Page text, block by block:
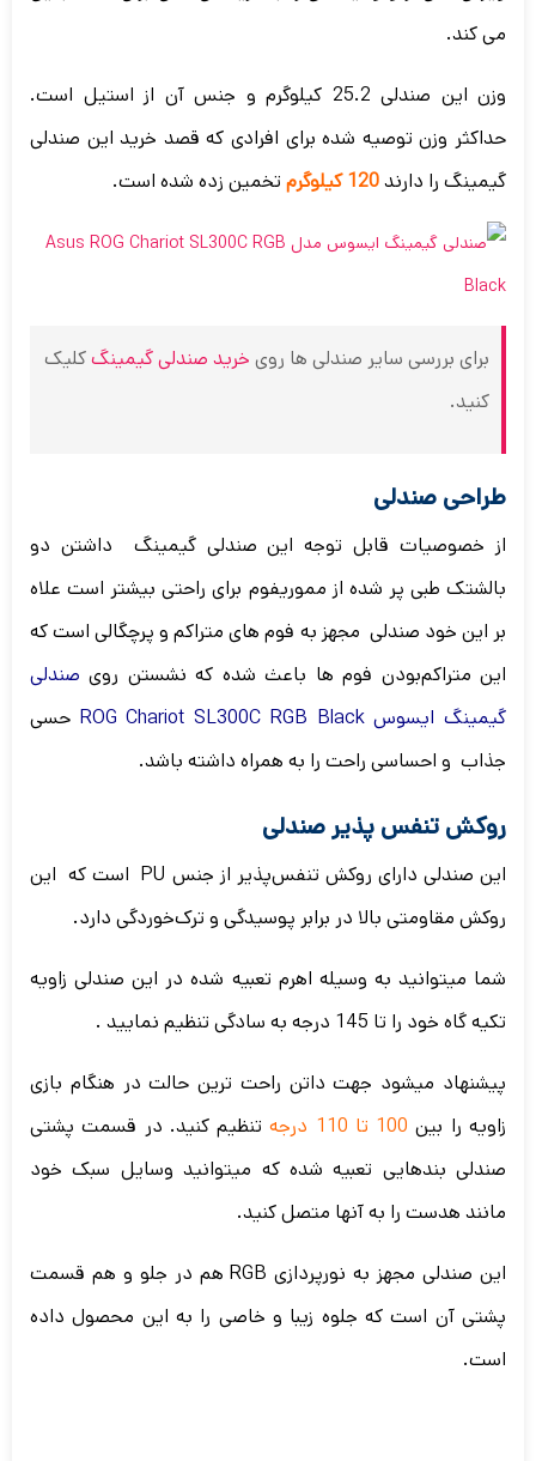
می کند.
وزن این صندلی 25.2 کیلوگرم و جنس آن از استیل است.
حداکثر وزن توصیه شده برای افرادی که قصد خرید این صندلی
گیمینگ را دارند
تخمین زده شده است.
برای بررسی سایر صندلی ها روی خرید صندلی گیمینگکلیک
کنید.
طراحی صندلی
از خصوصیات قابل توجه این صندلی گیمینگ داشتن دو
بالشتک طبی پر شده از مموری‎فوم برای راحتی بیشتر است علاه
بر این خود صندلی مجهز به فوم های متراکم و پرچگالی است که
این متراکم‌بودن‌ فوم ها باعث شده که نشستن روی صندلی
گیمینگ ایسوس ROG Chariot SL300C RGB Black
حسی
جذاب و احساسی راحت را به همراه داشته باشد.
روکش تنفس پذیر صندلی
این صندلی دارای روکش تنفس‌پذیر از جنس PU است که این
روکش مقاومتی بالا در برابر پوسیدگی و ترک‌خوردگی دارد.
شما میتوانید به وسیله اهرم تعبیه شده در این صندلی زاویه
تکیه گاه خود را تا 145 درجه به سادگی تنظیم نمایید .
پیشنهاد میشود جهت داتن راحت ترین حالت در هنگام بازی
زاویه را بین 100 تا 110 درجه
تنظیم کنید. در قسمت پشتی
صندلی بندهایی تعبیه شده که میتوانید وسایل سبک خود
مانند هدست را به آنها متصل کنید.
این صندلی مجهز به نورپردازی RGB هم در جلو و هم قسمت
پشتی آن است که جلوه زیبا و خاصی را به این محصول داده
است.